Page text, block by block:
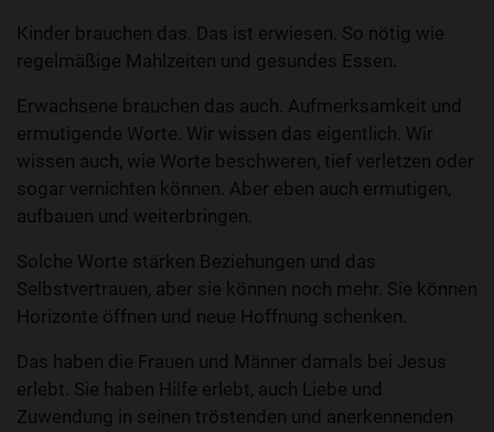
Kinder brauchen das. Das ist erwiesen. So nötig wie
regelmäßige Mahlzeiten und gesundes Essen.
Erwachsene brauchen das auch. Aufmerksamkeit und
ermutigende Worte. Wir wissen das eigentlich. Wir
wissen auch, wie Worte beschweren, tief verletzen oder
sogar vernichten können. Aber eben auch ermutigen,
aufbauen und weiterbringen.
Solche Worte stärken Beziehungen und das
Selbstvertrauen, aber sie können noch mehr. Sie können
Horizonte öffnen und neue Hoffnung schenken.
Das haben die Frauen und Männer damals bei Jesus
erlebt. Sie haben Hilfe erlebt, auch Liebe und
Zuwendung in seinen tröstenden und anerkennenden